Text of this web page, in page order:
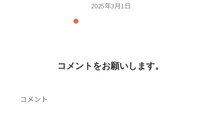
2025年3月1日
コメントをお願いします。